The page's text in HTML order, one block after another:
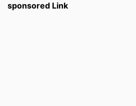
sponsored Link